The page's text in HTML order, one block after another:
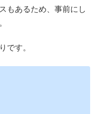
もあるため、事前にし
です。